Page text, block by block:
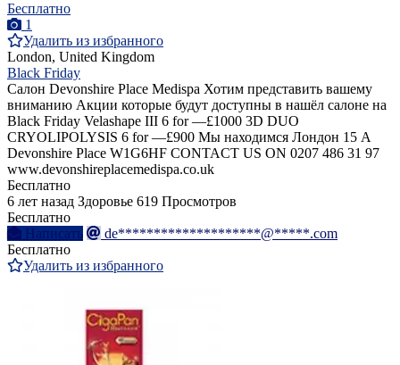
Бесплатно
1
Удалить из избранного
London, United Kingdom
Black Friday
Салон Devonshire Place Medispa Хотим представить вашему
вниманию Акции которые будут доступны в нашёл салоне на
Black Friday Velashape III 6 for —£1000 3D DUO
CRYOLIPOLYSIS 6 for —£900 Мы находимся Лондон 15 A
Devonshire Place W1G6HF CONTACT US ON 0207 486 31 97
www.devonshireplacemedispa.co.uk
Бесплатно
6 лет назад Здоровье 619 Просмотров
Бесплатно
Написать
de********************@*****.com
Бесплатно
Удалить из избранного